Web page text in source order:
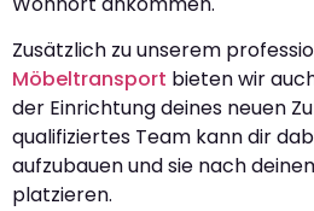
Zusätzlich zu unserem
Möbeltransport bieten wir
der Einrichtung deines neuen
qualifiziertes Team kann dir
aufzubauen und sie nach
platzieren.